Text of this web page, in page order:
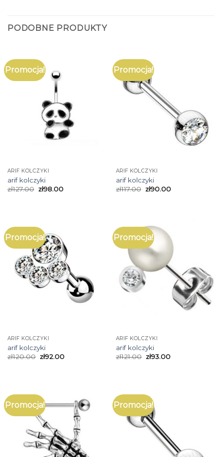
PODOBNE PRODUKTY
Promocja!
ARIF KOLCZYKI
arif kolczyki
zł127.00 zł98.00
Promocja!
ARIF KOLCZYKI
arif kolczyki
zł117.00 zł90.00
Promocja!
ARIF KOLCZYKI
arif kolczyki
zł120.00 zł92.00
Promocja!
ARIF KOLCZYKI
arif kolczyki
zł121.00 zł93.00
Promocja! Promocja!